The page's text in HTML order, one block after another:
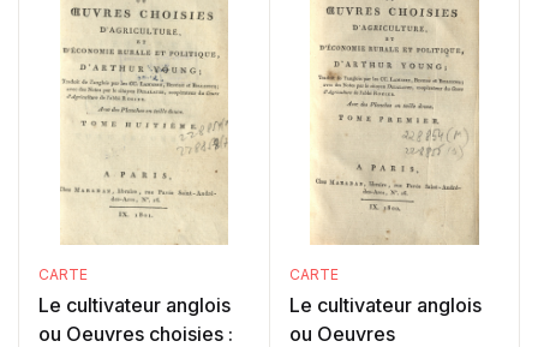
CARTE
Le cultivateur anglois
ou Oeuvres choisies :
CARTE
Le cultivateur anglois
ou Oeuvres